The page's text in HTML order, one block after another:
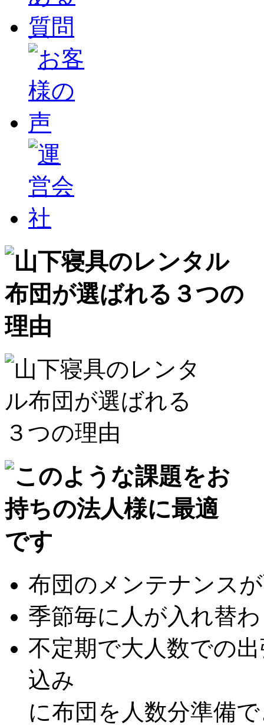
布団のメンテナンス
季節毎に人が入れ替
不定期で大人数での
込み
に布団を人数分準備